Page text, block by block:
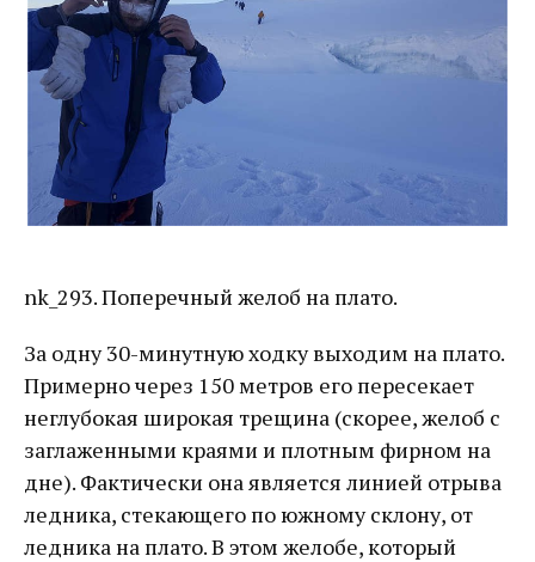
nk_293. Поперечный желоб на плато.
За одну 30-минутную ходку выходим на плато.
Примерно через 150 метров его пересекает
неглубокая широкая трещина (скорее, желоб с
заглаженными краями и плотным фирном на
дне). Фактически она является линией отрыва
ледника, стекающего по южному склону, от
ледника на плато. В этом желобе, который